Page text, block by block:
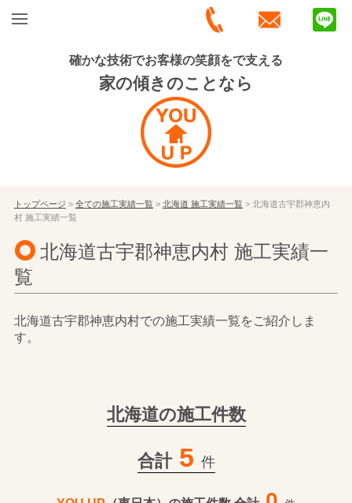
確かな技術でお客様の笑顔をで支える
家の傾きのことなら
トップページ > 全ての施工実績一覧> 北海道 施工実績一覧> 北海道古宇郡神恵内
村 施工実績一覧
北海道古宇郡神恵内村 施工実績一
覧
北海道古宇郡神恵内村での施工実績一覧をご紹介しま
す。
北海道の施工件数
合計 5 件